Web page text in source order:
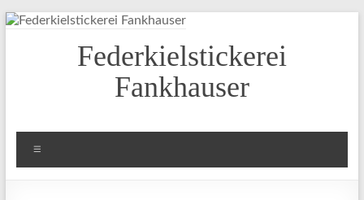
Federkielstickerei
Fankhauser